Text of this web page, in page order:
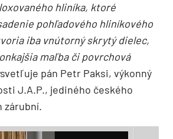
hliníka, ktoré
pohľadového hliníkového
iba vnútorný skrytý dielec,
maľba či povrchová
pán Petr Paksi, výkonný
J.A.P., jediného českého
zárubní.